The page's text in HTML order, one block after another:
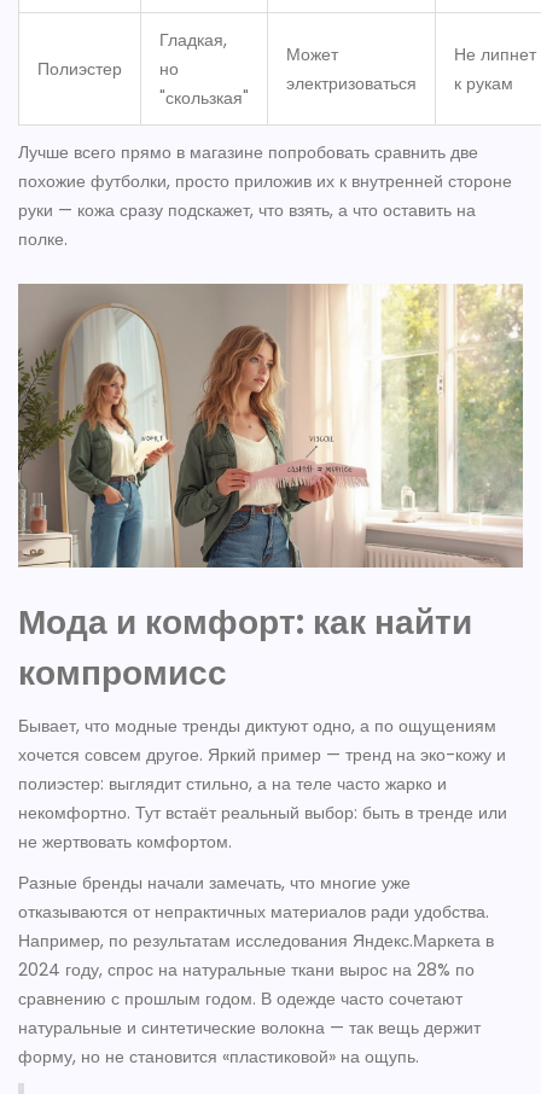
Полиэстер
Гладкая,
но
"скользкая"
Может
электризоваться
Не липнет
к рукам
Лучше всего прямо в магазине попробовать сравнить две
похожие футболки, просто приложив их к внутренней стороне
руки — кожа сразу подскажет, что взять, а что оставить на
полке.
Мода и комфорт: как найти
компромисс
Бывает, что модные тренды диктуют одно, а по ощущениям
хочется совсем другое. Яркий пример — тренд на эко-кожу и
полиэстер: выглядит стильно, а на теле часто жарко и
некомфортно. Тут встаёт реальный выбор: быть в тренде или
не жертвовать комфортом.
Разные бренды начали замечать, что многие уже
отказываются от непрактичных материалов ради удобства.
Например, по результатам исследования Яндекс.Маркета в
2024 году, спрос на натуральные ткани вырос на 28% по
сравнению с прошлым годом. В одежде часто сочетают
натуральные и синтетические волокна — так вещь держит
форму, но не становится «пластиковой» на ощупь.